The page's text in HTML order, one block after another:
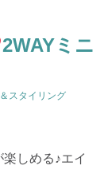
2WAYミニ
スタイリング
しめる♪エイ